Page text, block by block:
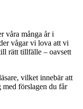
våra många år i
vågar vi lova att vi
rätt tillfälle – oavsett
vilket innebär att
förslagen du får